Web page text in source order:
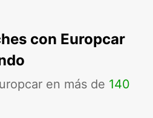
con Europcar
en más de 140